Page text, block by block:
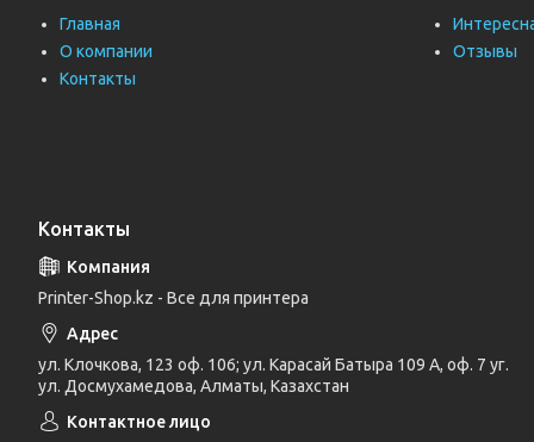
Главная
О компании
Контакты
Отзывы
Контакты
Printer-Shop.kz - Все для принтера
ул. Клочкова, 123 оф. 106; ул. Карасай Батыра 109 А, оф. 7 уг.
ул. Досмухамедова, Алматы, Казахстан